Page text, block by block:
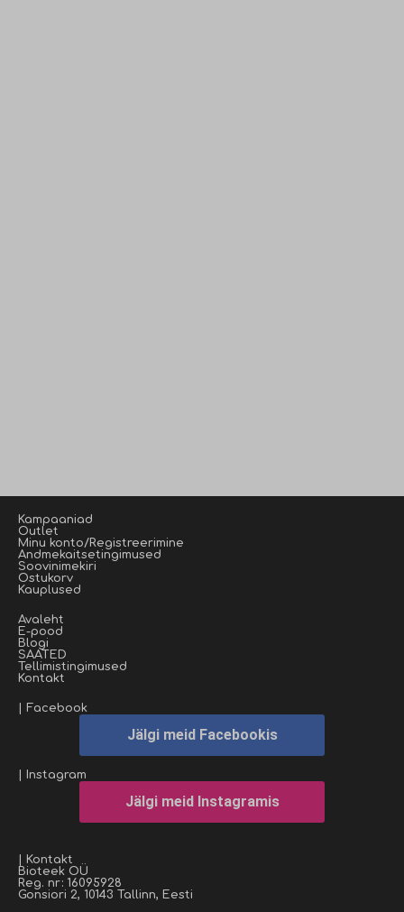
Kampaaniad
Outlet
Minu konto/Registreerimine
Andmekaitsetingimused
Soovinimekiri
Ostukorv
Kauplused
Avaleht
E-pood
Blogi
SAATED
Tellimistingimused
Kontakt
| Facebook
Jälgi meid Facebookis
| Instagram
Jälgi meid Instagramis
| Kontakt
Bioteek OÜ
Reg. nr: 16095928
Gonsiori 2, 10143 Tallinn, Eesti